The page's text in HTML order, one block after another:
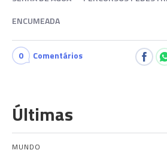
ENCUMEADA
0 Comentários
Últimas
MUNDO